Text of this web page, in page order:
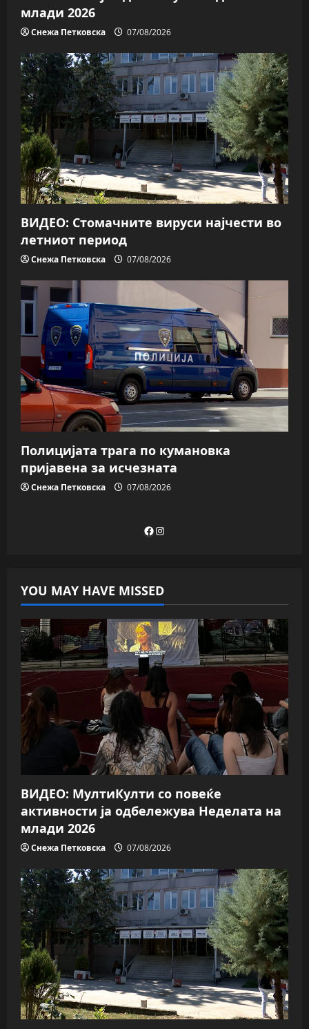
млади 2026
Снежа Петковска 07/08/2026
ВИДЕО: Стомачните вируси најчести во
летниот период
Снежа Петковска 07/08/2026
Полицијата трага пo кумановка
пријавена за исчезната
Снежа Петковска 07/08/2026
Facebook
Instagram
YOU MAY HAVE MISSED
ВИДЕО: МултиКулти со повеќе
активности ја одбележува Неделата на
млади 2026
Снежа Петковска 07/08/2026